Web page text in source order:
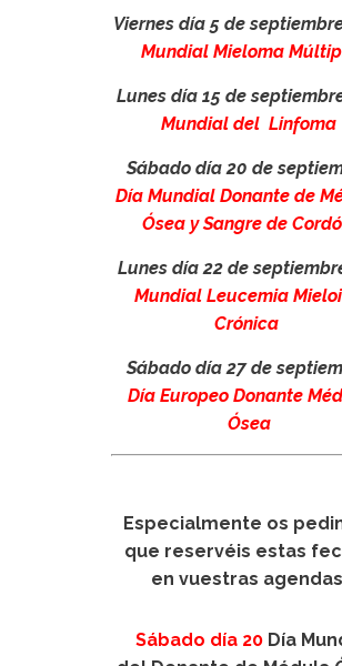
Viernes día 5 de
Mundial Mieloma
Lunes día 15 de
Mundial del Linfoma
Sábado día 20 de
Día Mundial Donante de
Ósea y Sangre de
Lunes día 22 de
Mundial Leucemia
Crónica
Sábado día 27 de
Día Europeo Donante
Ósea
Especialmente os
que reservéis estas
en vuestras
Sábado día 20 Día